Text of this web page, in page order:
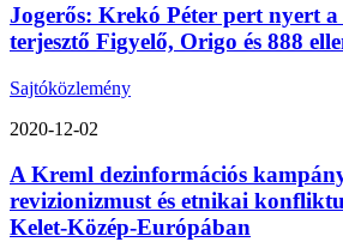
Jogerős: Krekó Péter pert nyert
terjesztő Figyelő, Origo és 888
Sajtóközlemény
2020-12-02
A Kreml dezinformációs
revizionizmust és etnikai
Kelet-Közép-Európában